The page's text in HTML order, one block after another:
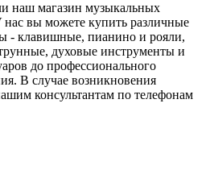
наш магазин музыкальных
вы можете купить различные
- клавишные, пианино и рояли,
духовые инструменты и
до профессионального
В случае возникновения
консультантам по телефонам